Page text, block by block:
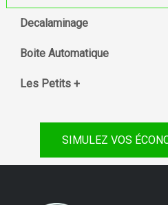
Decalaminage
Boite Automatique
Les Petits +
SIMULEZ VOS